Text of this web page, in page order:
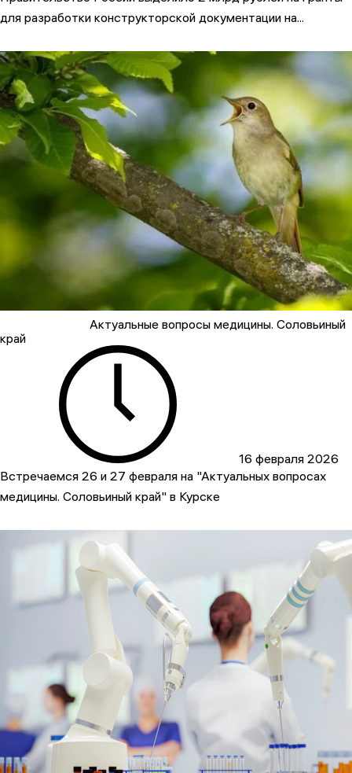
для разработки конструкторской документации на...
Актуальные вопросы медицины. Соловьиный
край
16 февраля 2026
Встречаемся 26 и 27 февраля на "Актуальных вопросах
медицины. Соловьиный край" в Курске